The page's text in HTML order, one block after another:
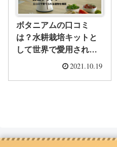
ボタニアムの口コミ
は？水耕栽培キットと
して世界で愛用されて
いる自動プランターの
2021.10.19